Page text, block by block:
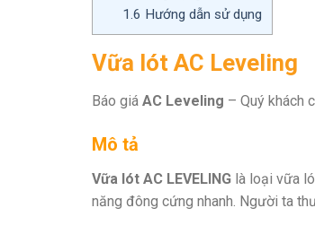
1.6 Hướng dẫn sử dụng
Vữa lót AC Leveling
Báo giá AC Leveling – Quý khách
Mô tả
Vữa lót AC LEVELING là loại vữa
năng đông cứng nhanh. Người ta